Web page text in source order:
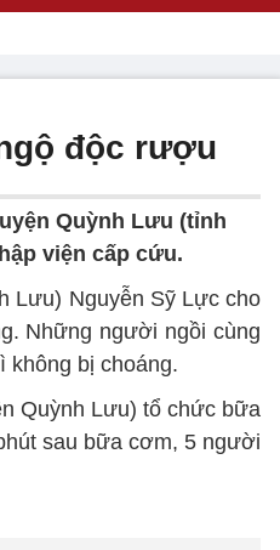
độc rượu
Quỳnh Lưu (tỉnh
viện cấp cứu.
Lưu) Nguyễn Sỹ Lực cho
Những người ngồi cùng
không bị choáng.
Quỳnh Lưu) tổ chức bữa
sau bữa cơm, 5 người